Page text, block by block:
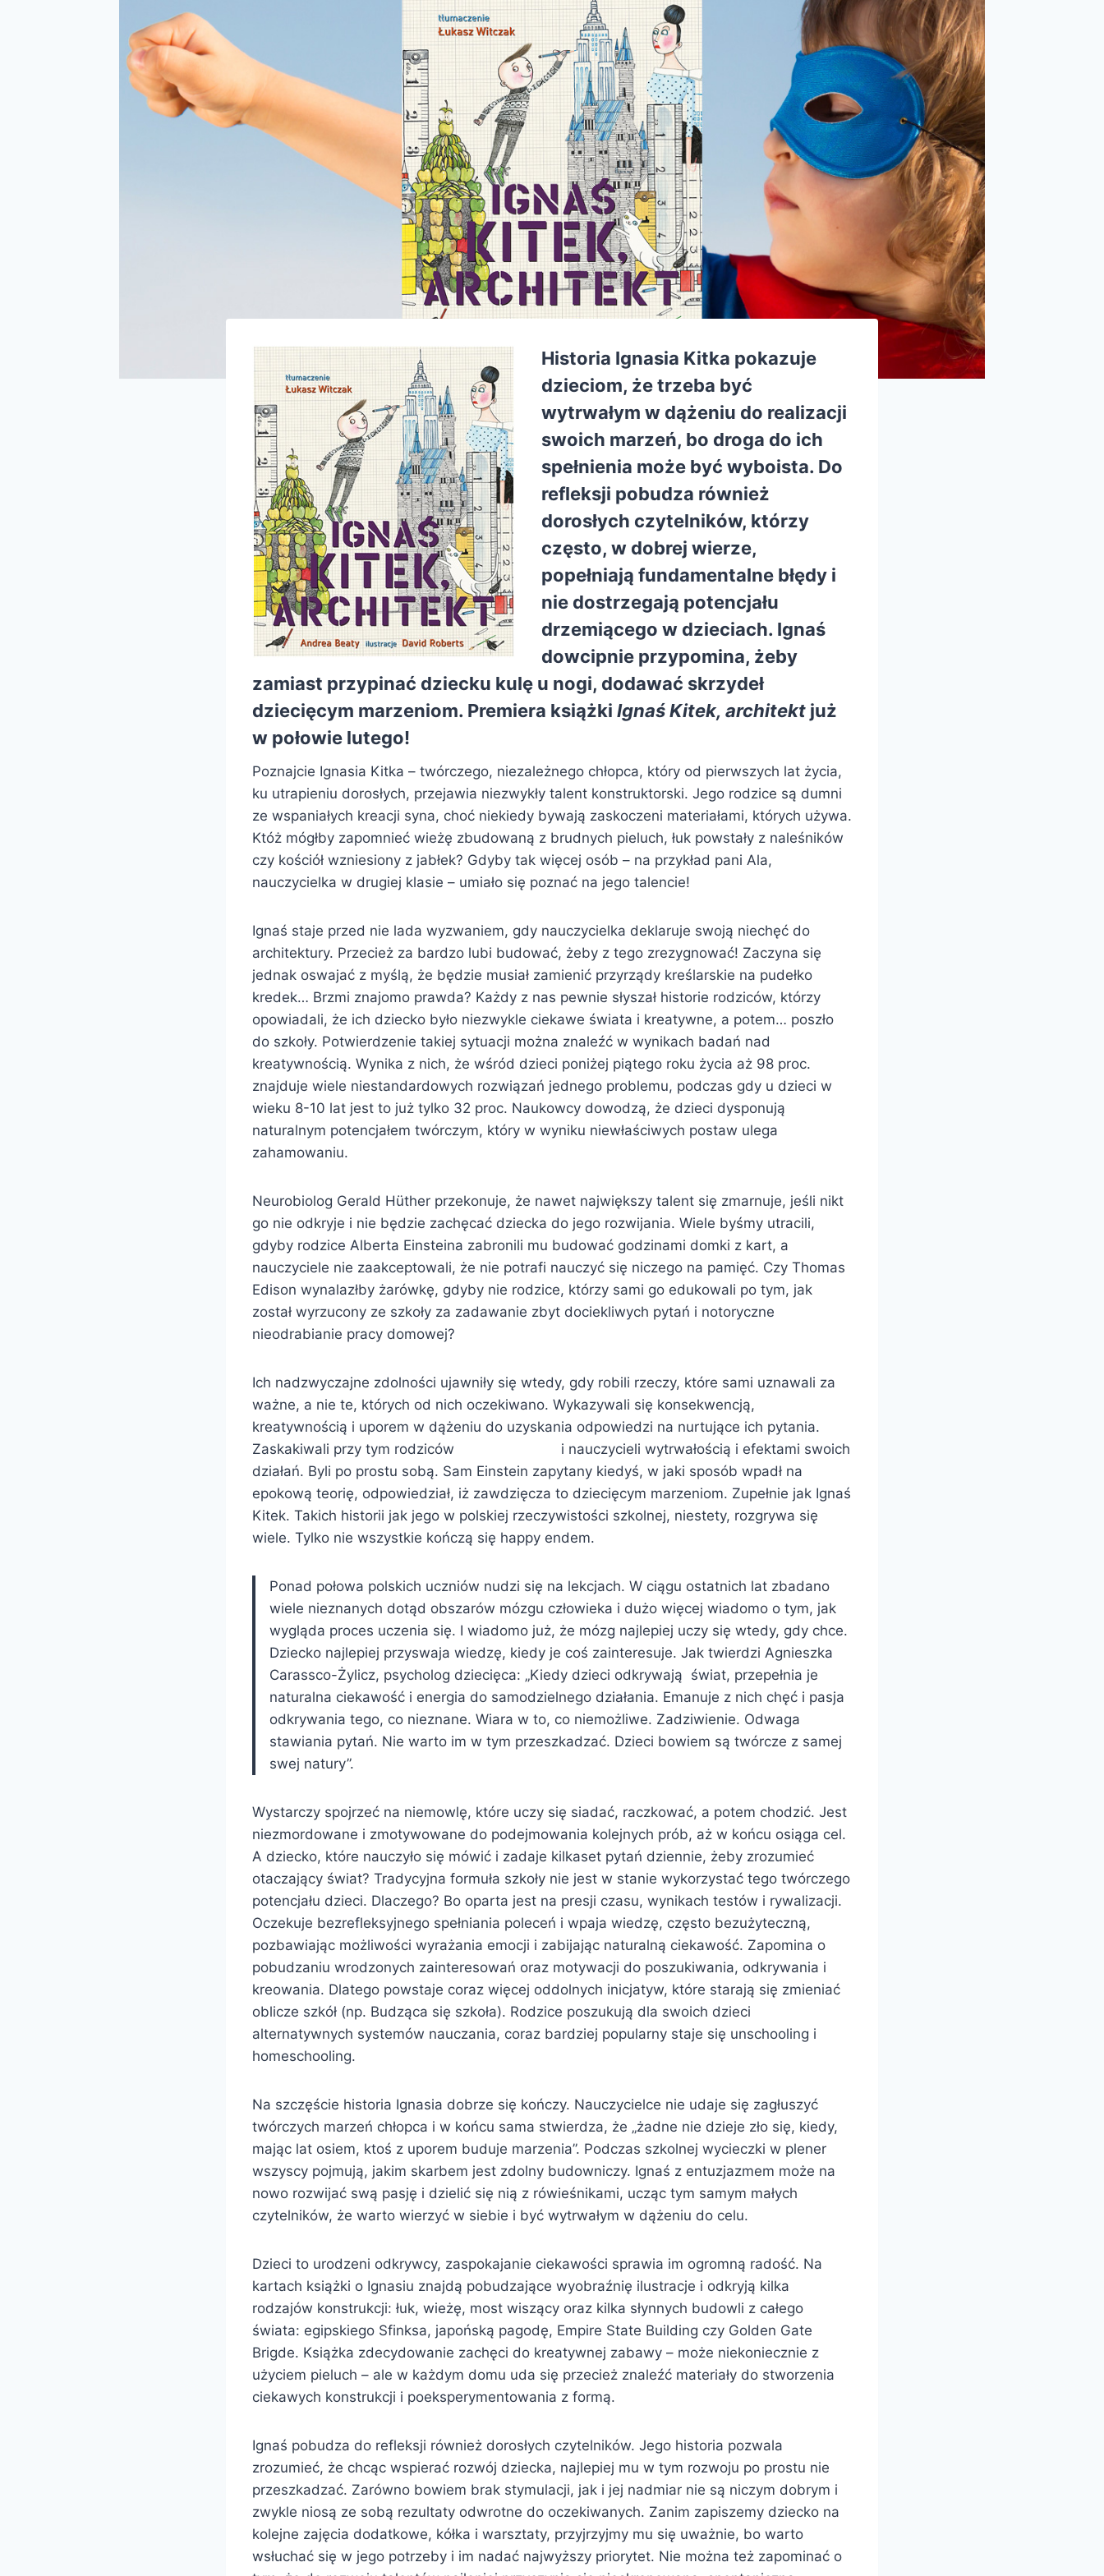
Historia Ignasia Kitka pokazuje
dzieciom, że trzeba być
wytrwałym w dążeniu do realizacji
swoich marzeń, bo droga do ich
spełnienia może być wyboista. Do
refleksji pobudza również
dorosłych czytelników, którzy
często, w dobrej wierze,
popełniają fundamentalne błędy i
nie dostrzegają potencjału
drzemiącego w dzieciach. Ignaś
dowcipnie przypomina, żeby
zamiast przypinać dziecku kulę u nogi, dodawać skrzydeł
dziecięcym marzeniom. Premiera książki Ignaś Kitek, architekt już
w połowie lutego!
Poznajcie Ignasia Kitka – twórczego, niezależnego chłopca, który od pierwszych lat życia,
ku utrapieniu dorosłych, przejawia niezwykły talent konstruktorski. Jego rodzice są dumni
ze wspaniałych kreacji syna, choć niekiedy bywają zaskoczeni materiałami, których używa.
Któż mógłby zapomnieć wieżę zbudowaną z brudnych pieluch, łuk powstały z naleśników
czy kościół wzniesiony z jabłek? Gdyby tak więcej osób – na przykład pani Ala,
nauczycielka w drugiej klasie – umiało się poznać na jego talencie!
Ignaś staje przed nie lada wyzwaniem, gdy nauczycielka deklaruje swoją niechęć do
architektury. Przecież za bardzo lubi budować, żeby z tego zrezygnować! Zaczyna się
jednak oswajać z myślą, że będzie musiał zamienić przyrządy kreślarskie na pudełko
kredek… Brzmi znajomo prawda? Każdy z nas pewnie słyszał historie rodziców, którzy
opowiadali, że ich dziecko było niezwykle ciekawe świata i kreatywne, a potem… poszło
do szkoły. Potwierdzenie takiej sytuacji można znaleźć w wynikach badań nad
kreatywnością. Wynika z nich, że wśród dzieci poniżej piątego roku życia aż 98 proc.
znajduje wiele niestandardowych rozwiązań jednego problemu, podczas gdy u dzieci w
wieku 8-10 lat jest to już tylko 32 proc. Naukowcy dowodzą, że dzieci dysponują
naturalnym potencjałem twórczym, który w wyniku niewłaściwych postaw ulega
zahamowaniu.
Neurobiolog Gerald Hüther przekonuje, że nawet największy talent się zmarnuje, jeśli nikt
go nie odkryje i nie będzie zachęcać dziecka do jego rozwijania. Wiele byśmy utracili,
gdyby rodzice Alberta Einsteina zabronili mu budować godzinami domki z kart, a
nauczyciele nie zaakceptowali, że nie potrafi nauczyć się niczego na pamięć. Czy Thomas
Edison wynalazłby żarówkę, gdyby nie rodzice, którzy sami go edukowali po tym, jak
został wyrzucony ze szkoły za zadawanie zbyt dociekliwych pytań i notoryczne
nieodrabianie pracy domowej?
Ich nadzwyczajne zdolności ujawniły się wtedy, gdy robili rzeczy, które sami uznawali za
ważne, a nie te, których od nich oczekiwano. Wykazywali się konsekwencją,
kreatywnością i uporem w dążeniu do uzyskania odpowiedzi na nurtujące ich pytania.
Zaskakiwali przy tym rodziców i nauczycieli wytrwałością i efektami swoich
działań. Byli po prostu sobą. Sam Einstein zapytany kiedyś, w jaki sposób wpadł na
epokową teorię, odpowiedział, iż zawdzięcza to dziecięcym marzeniom. Zupełnie jak Ignaś
Kitek. Takich historii jak jego w polskiej rzeczywistości szkolnej, niestety, rozgrywa się
wiele. Tylko nie wszystkie kończą się happy endem.
Ponad połowa polskich uczniów nudzi się na lekcjach. W ciągu ostatnich lat zbadano
wiele nieznanych dotąd obszarów mózgu człowieka i dużo więcej wiadomo o tym, jak
wygląda proces uczenia się. I wiadomo już, że mózg najlepiej uczy się wtedy, gdy chce.
Dziecko najlepiej przyswaja wiedzę, kiedy je coś zainteresuje. Jak twierdzi Agnieszka
Carassco-Żylicz, psycholog dziecięca: „Kiedy dzieci odkrywają świat, przepełnia je
naturalna ciekawość i energia do samodzielnego działania. Emanuje z nich chęć i pasja
odkrywania tego, co nieznane. Wiara w to, co niemożliwe. Zadziwienie. Odwaga
stawiania pytań. Nie warto im w tym przeszkadzać. Dzieci bowiem są twórcze z samej
swej natury”.
Wystarczy spojrzeć na niemowlę, które uczy się siadać, raczkować, a potem chodzić. Jest
niezmordowane i zmotywowane do podejmowania kolejnych prób, aż w końcu osiąga cel.
A dziecko, które nauczyło się mówić i zadaje kilkaset pytań dziennie, żeby zrozumieć
otaczający świat? Tradycyjna formuła szkoły nie jest w stanie wykorzystać tego twórczego
potencjału dzieci. Dlaczego? Bo oparta jest na presji czasu, wynikach testów i rywalizacji.
Oczekuje bezrefleksyjnego spełniania poleceń i wpaja wiedzę, często bezużyteczną,
pozbawiając możliwości wyrażania emocji i zabijając naturalną ciekawość. Zapomina o
pobudzaniu wrodzonych zainteresowań oraz motywacji do poszukiwania, odkrywania i
kreowania. Dlatego powstaje coraz więcej oddolnych inicjatyw, które starają się zmieniać
oblicze szkół (np. Budząca się szkoła). Rodzice poszukują dla swoich dzieci
alternatywnych systemów nauczania, coraz bardziej popularny staje się unschooling i
homeschooling.
Na szczęście historia Ignasia dobrze się kończy. Nauczycielce nie udaje się zagłuszyć
twórczych marzeń chłopca i w końcu sama stwierdza, że „żadne nie dzieje zło się, kiedy,
mając lat osiem, ktoś z uporem buduje marzenia”. Podczas szkolnej wycieczki w plener
wszyscy pojmują, jakim skarbem jest zdolny budowniczy. Ignaś z entuzjazmem może na
nowo rozwijać swą pasję i dzielić się nią z rówieśnikami, ucząc tym samym małych
czytelników, że warto wierzyć w siebie i być wytrwałym w dążeniu do celu.
Dzieci to urodzeni odkrywcy, zaspokajanie ciekawości sprawia im ogromną radość. Na
kartach książki o Ignasiu znajdą pobudzające wyobraźnię ilustracje i odkryją kilka
rodzajów konstrukcji: łuk, wieżę, most wiszący oraz kilka słynnych budowli z całego
świata: egipskiego Sfinksa, japońską pagodę, Empire State Building czy Golden Gate
Brigde. Książka zdecydowanie zachęci do kreatywnej zabawy – może niekoniecznie z
użyciem pieluch – ale w każdym domu uda się przecież znaleźć materiały do stworzenia
ciekawych konstrukcji i poeksperymentowania z formą.
Ignaś pobudza do refleksji również dorosłych czytelników. Jego historia pozwala
zrozumieć, że chcąc wspierać rozwój dziecka, najlepiej mu w tym rozwoju po prostu nie
przeszkadzać. Zarówno bowiem brak stymulacji, jak i jej nadmiar nie są niczym dobrym i
zwykle niosą ze sobą rezultaty odwrotne do oczekiwanych. Zanim zapiszemy dziecko na
kolejne zajęcia dodatkowe, kółka i warsztaty, przyjrzyjmy mu się uważnie, bo warto
wsłuchać się w jego potrzeby i im nadać najwyższy priorytet. Nie można też zapominać o